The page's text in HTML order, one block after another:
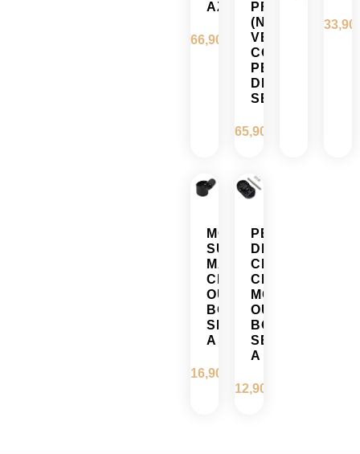
AZUL
66,90
PRO2
(NUEVA
VERSIÓN
CON
PESTAÑA
DE
SEGURIDAD)
65,90
33,90
MODULO
SUPERIOR
MÁSTIL
CECOTEC
OUTSIDER
BONGO
SERIE
A
16,90
PESTAÑA
DE
CIERRE
CECOTEC
MODELO
OUTSIDER
BONGO
SERIA
A
12,90